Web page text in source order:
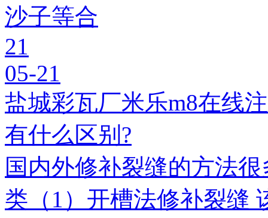
沙子等合
21
05-21
盐城彩瓦厂米乐m8在线
有什么区别?
国内外修补裂缝的方法
类（1）开槽法修补裂缝